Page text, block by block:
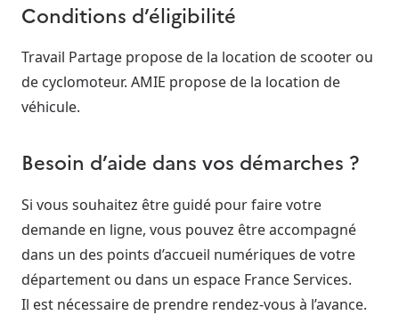
Conditions d’éligibilité
Travail Partage propose de la location de scooter ou
de cyclomoteur. AMIE propose de la location de
véhicule.
Besoin d’aide dans vos démarches ?
Si vous souhaitez être guidé pour faire votre
demande en ligne, vous pouvez être accompagné
dans un des points d’accueil numériques de votre
département ou dans un espace France Services.
Il est nécessaire de prendre rendez-vous à l’avance.